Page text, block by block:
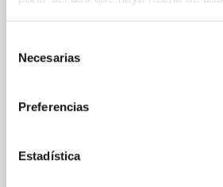
Necesarias
Preferencias
Estadística
Dimension H refers to ≥ A.
TIGHTENING TORQUE MAX. NM=4,3
plus shipping costs
04567